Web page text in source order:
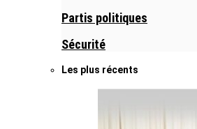
Partis politiques
Sécurité
Les plus récents